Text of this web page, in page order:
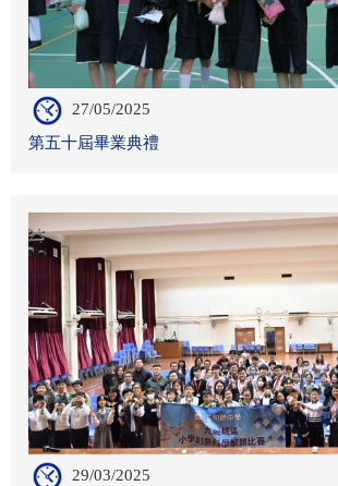
27/05/2025
第五十屆畢業典禮
29/03/2025